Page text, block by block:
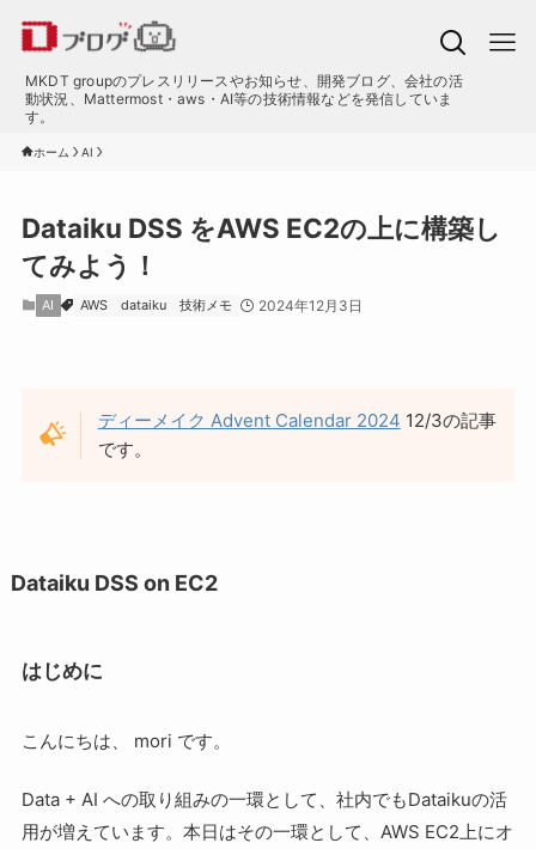
MKDT groupのプレスリリースやお知らせ、開発ブログ、会社の活
動状況、Mattermost・aws・AI等の技術情報などを発信していま
す。
ホーム AI
Dataiku DSS をAWS EC2の上に構築し
てみよう！
AI AWS dataiku 技術メモ 2024年12月3日
ディーメイク Advent Calendar 2024 12/3の記事
です。
Dataiku DSS on EC2
はじめに
こんにちは、 mori です。
Data + AI への取り組みの一環として、社内でもDataikuの活
用が増えています。本日はその一環として、AWS EC2上にオ